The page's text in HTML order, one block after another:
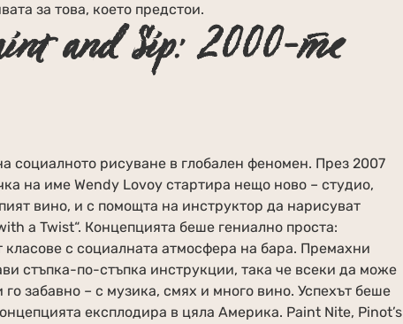
за това, което предстои.
and Sip: 2000-те
социалното рисуване в глобален феномен. През 2007
на име Wendy Lovoy стартира нещо ново – студио,
вино, и с помощта на инструктор да нарисуват
a Twist“. Концепцията беше гениално проста:
с социалната атмосфера на бара. Премахни
стъпка-по-стъпка инструкции, така че всеки да може
забавно – с музика, смях и много вино. Успехът беше
експлодира в цяла Америка. Paint Nite, Pinot’s